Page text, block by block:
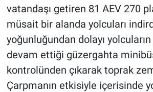
vatandaşı getiren 81 AEV 270
müsait bir alanda yolcuları
yoğunluğundan dolayı
devam ettiği güzergahta
kontrolünden çıkarak toprak
Çarpmanın etkisiyle içerisinde